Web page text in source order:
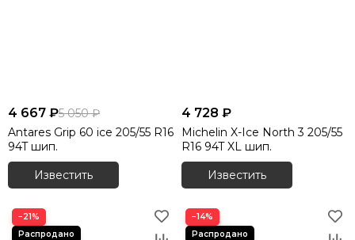
4 667 ₽5 050 ₽
Antares Grip 60 ice 205/55 R16
94T шип.
Известить
4 728 ₽
Michelin X-Ice North 3 205/55
R16 94T XL шип.
Известить
−21% −14%